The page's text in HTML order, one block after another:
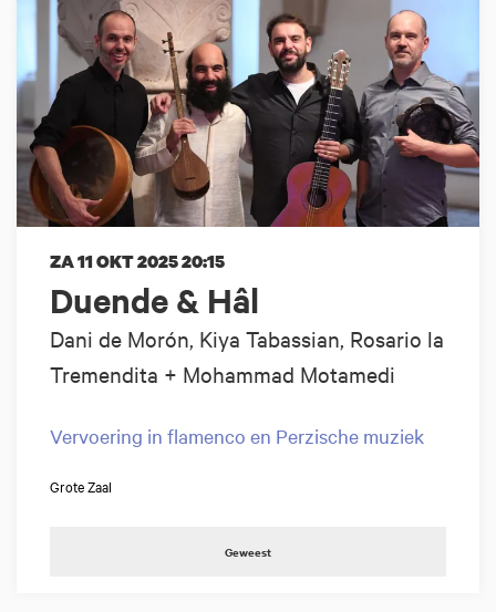
Duende & Hâl
Dani de Morón, Kiya Tabassian, Rosario la
Tremendita + Mohammad Motamedi
ZA 11 OKT 202520:15
Vervoering in flamenco en Perzische muziek
Grote Zaal
Geweest